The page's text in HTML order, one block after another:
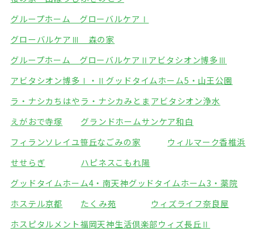
グループホーム グローバルケアⅠ
グローバルケアⅢ 森の家
グループホーム グローバルケアⅡ アビタシオン博多Ⅲ
アビタシオン博多Ⅰ・Ⅱ グッドタイムホーム5・山王公園
ラ・ナシカちはや ラ・ナシカみとま アビタシオン浄水
えがおで寺塚
グランドホームサンケア和白
フィランソレイユ笹丘なごみの家
ウィルマーク香椎浜
せせらぎ
ハピネスこもれ陽
グッドタイムホーム4・南天神グッドタイムホーム3・薬院
ホステル京都
たくみ苑
ウィズライフ奈良屋
ホスピタルメント福岡天神生活倶楽部ウィズ長丘Ⅱ